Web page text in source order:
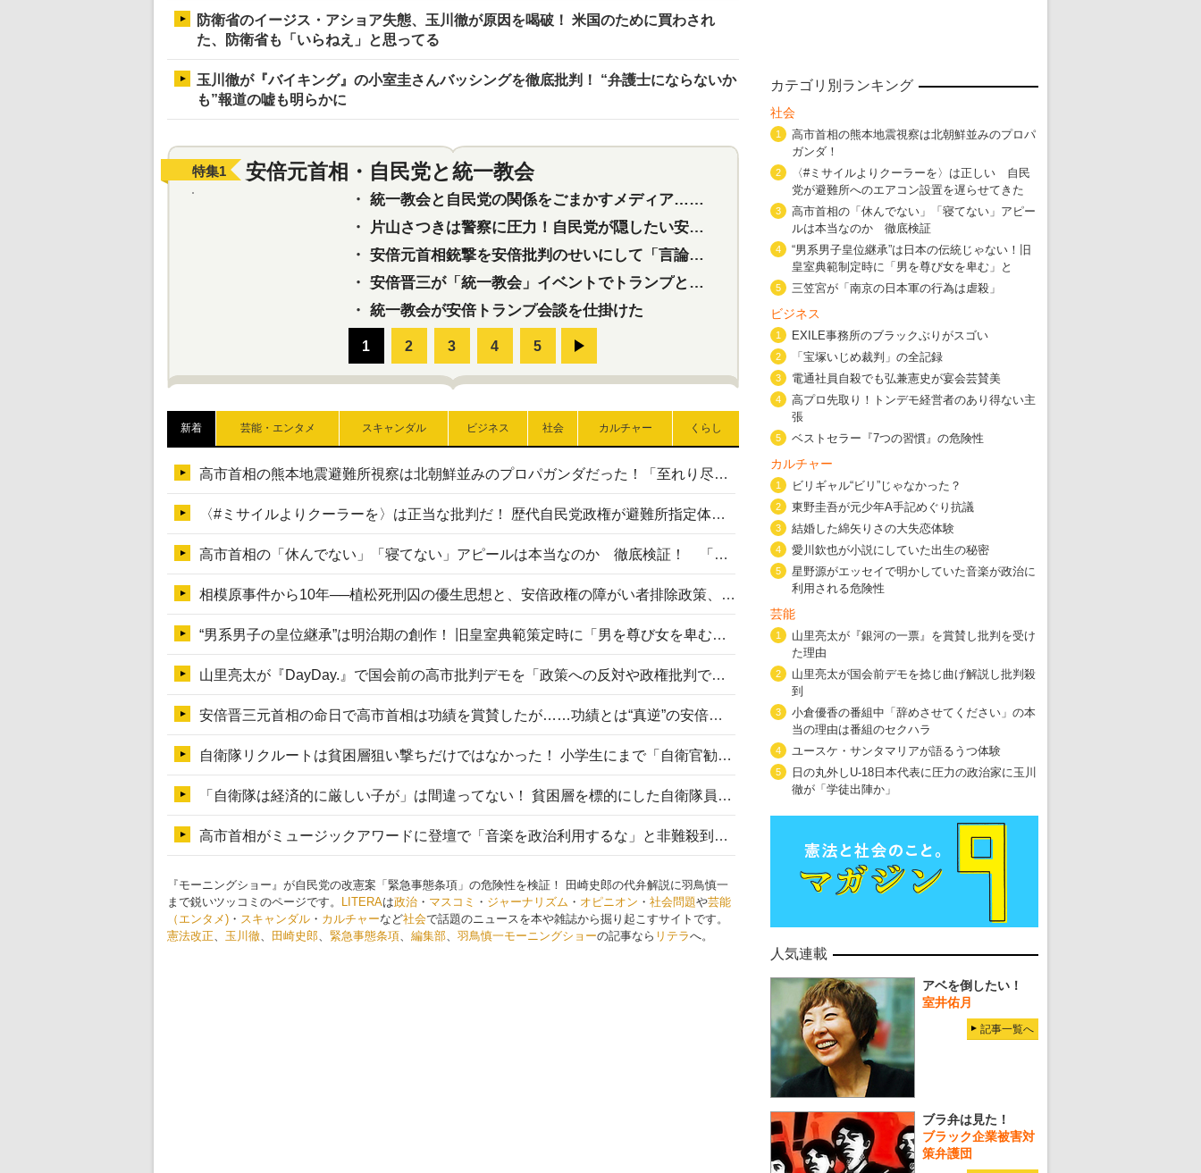
防衛省のイージス・アショア失態、玉川徹が原因を喝破！ 米国のために買わされ
た、防衛省も「いらねえ」と思ってる
玉川徹が『バイキング』の小室圭さんバッシングを徹底批判！ “弁護士にならないか
も”報道の嘘も明らかに
特集1 安倍元首相・自民党と統一教会
・ 統一教会と自民党の関係をごまかすメディア…民放は有田芳生に発言自粛を要求
・
片山さつきは警察に圧力！自民党が隠したい安倍元首相と統一教会の深い関係
・ 安倍元首相銃撃を安倍批判のせいにして「言論封殺」に利用する自民党応援団
・ 安倍晋三が「統一教会」イベントでトランプと演説！同性婚や夫婦別姓を攻撃
・ 統一教会が安倍トランプ会談を仕掛けた
特集2 東京五輪強行開催特別企画 大ウソだら
・ 五輪入場行進にすぎやまこういちの曲、杉田水脈の
・
・ 五輪サッカー・久保建英が南アの陽性者に「僕らに損ではない
・ 五輪関係者が入国当日、築地を散歩！
新着 芸能・エンタメ スキャンダル ビジネス 社会 カルチャー くらし
高市首相の熊本地震避難所視察は北朝鮮並みのプロパガンダだった！「至れり尽くせり」の選ばれた避難所の一方で実態は…
〈#ミサイルよりクーラーを〉は正当な批判だ！ 歴代自民党政権が避難所指定体育館へのエアコン設置を遅らせてきた客観的事実
高市首相の「休んでない」「寝てない」アピールは本当なのか 徹底検証！ 「資料読み込み」「アイロンがけ」も矛盾だらけ…
相模原事件から10年──植松死刑囚の優生思想と、安倍政権の障がい者排除政策、右派勢力の差別主義との関係を改めて問う
“男系男子の皇位継承”は明治期の創作！ 旧皇室典範策定時に「男を尊び女を卑むの慣習、人民の脳髄」とトンデモ論で女性天皇を否定
山里亮太が『DayDay.』で国会前の高市批判デモを「政策への反対や政権批判でない」と捻じ曲げ解説 デモ参加者から批判殺到
安倍晋三元首相の命日で高市首相は功績を賞賛したが……功績とは“真逆”の安倍元首相のトンデモ発言を振り返る
自衛隊リクルートは貧困層狙い撃ちだけではなかった！ 小学生にまで「自衛官勧誘」目的のパンフレット作成
「自衛隊は経済的に厳しい子が」は間違ってない！ 貧困層を標的にした自衛隊員募集、やす子、山上被告も…日本でも進む“経済的徴兵制”
高市首相がミュージックアワードに登壇で「音楽を政治利用するな」と非難殺到！ MAJの国策的本質を批判する声も
『モーニングショー』が自民党の改憲案「緊急事態条項」の危険性を検証！ 田崎史郎の代弁解説に羽鳥慎一
まで鋭いツッコミのページです。
LITERAは政治 ・ マスコミ ・ ジャーナリズム ・ オピニオン ・ 社会問題や芸能
（エンタメ) ・ スキャンダル ・ カルチャーなど社会で話題のニュースを本や雑誌から掘り起こすサイトです。
憲法改正、 玉川徹、 田崎史郎、 緊急事態条項、 編集部、 羽鳥慎一モーニングショーの記事なら リテラへ。
カテゴリ別ランキング
社会
1
高市首相の熊本地震視察は北朝鮮並みのプロパ
ガンダ！
2
〈#ミサイルよりクーラーを〉は正しい 自民
党が避難所へのエアコン設置を遅らせてきた
3
高市首相の「休んでない」「寝てない」アピー
ルは本当なのか 徹底検証
4
“男系男子皇位継承”は日本の伝統じゃない！旧
皇室典範制定時に「男を尊び女を卑む」と
5 三笠宮が「南京の日本軍の行為は虐殺」
ビジネス
1 EXILE事務所のブラックぶりがスゴい
2 「宝塚いじめ裁判」の全記録
3 電通社員自殺でも弘兼憲史が宴会芸賛美
4
高プロ先取り！トンデモ経営者のあり得ない主
張
5 ベストセラー『7つの習慣』の危険性
カルチャー
1 ビリギャル“ビリ”じゃなかった？
2 東野圭吾が元少年A手記めぐり抗議
3 結婚した綿矢りさの大失恋体験
4 愛川欽也が小説にしていた出生の秘密
5
星野源がエッセイで明かしていた音楽が政治に
利用される危険性
芸能
1
山里亮太が『銀河の一票』を賞賛し批判を受け
た理由
2
山里亮太が国会前デモを捻じ曲げ解説し批判殺
到
3
小倉優香の番組中「辞めさせてください」の本
当の理由は番組のセクハラ
4 ユースケ・サンタマリアが語るうつ体験
5
日の丸外しU-18日本代表に圧力の政治家に玉川
徹が「学徒出陣か」
人気連載
アベを倒したい！
室井佑月
記事一覧へ
ブラ弁は見た！
ブラック企業被害対
策弁護団